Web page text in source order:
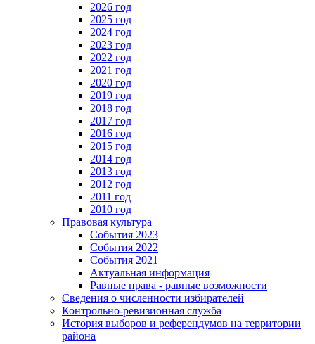
2026 год
2025 год
2024 год
2023 год
2022 год
2021 год
2020 год
2019 год
2018 год
2017 год
2016 год
2015 год
2014 год
2013 год
2012 год
2011 год
2010 год
Правовая культура
События 2023
События 2022
События 2021
Актуальная информация
Равные права - равные возможности
Сведения о численности избирателей
Контрольно-ревизионная служба
История выборов и референдумов на территории
района